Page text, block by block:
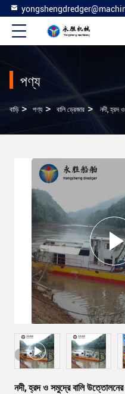
পণ্য
বাড়ি > পণ্য > বালি ড্রেজার > নদী, হ্রদ ও
নদী, হ্রদ ও সমুদ্রে বালি উত্তোলনের